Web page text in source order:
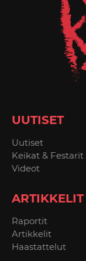
UUTISET
Uutiset
Keikat & Festarit
Videot
ARTIKKELIT
Raportit
Artikkelit
Haastattelut